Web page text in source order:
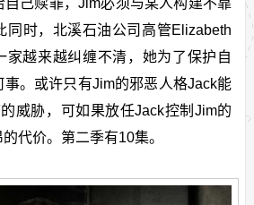
同时，北溪石油公司高管Elizabeth
家越来越纠缠不清，她为了保护自
事。或许只有Jim的邪恶人格Jack能
威胁，可如果放任Jack控制Jim的
代价。第二季有10集。